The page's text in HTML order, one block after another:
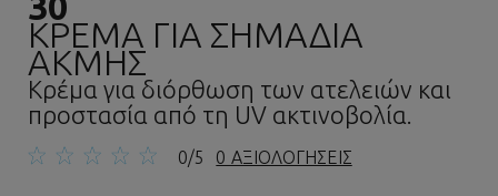
ΚΡΕΜΑ ΓΙΑ ΣΗΜΑΔΙΑ
ΑΚΜΗΣ
Κρέμα για διόρθωση των ατελειών και
προστασία από τη UV ακτινοβολία.
0/5 0 ΑΞΙΟΛΟΓΗΣΕΙΣ